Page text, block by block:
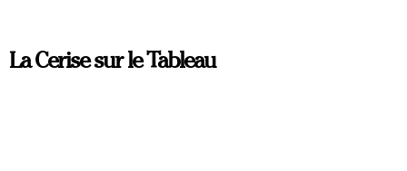
La Cerise sur le Tableau